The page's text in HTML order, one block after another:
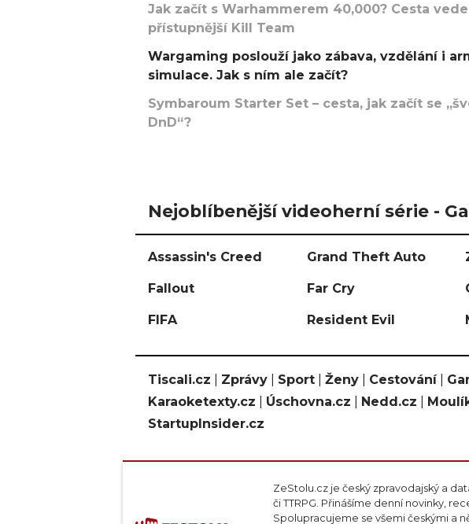
Jak začít s Warhammerem 40,000? Cesta
přístupnější Kill Team
Wargaming poslouží jako zábava, vzdělání i
simulace. Jak s ním ale začít?
Symbaroum Starter Set – cesta, jak začít se
DnD“?
Nejoblíbenější videoherní série -
Assassin's Creed Grand Theft Auto
Fallout Far Cry
FIFA Resident Evil
Tiscali.cz Zprávy Sport Ženy Cestování|
Karaoketexty.cz
Úschovna.cz Nedd.cz
StartupInsider.cz
ZeStolu.cz je český zpravodajský a
či TTRPG. Přinášíme denní novinky,
Spolupracujeme se všemi českými a